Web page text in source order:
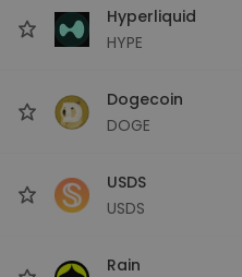
Hyperliquid
HYPE
Dogecoin
DOGE
USDS
USDS
Rain